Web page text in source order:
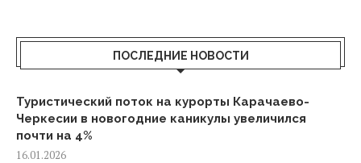
ПОСЛЕДНИЕ НОВОСТИ
Туристический поток на курорты Карачаево-
Черкесии в новогодние каникулы увеличился
почти на 4%
16.01.2026